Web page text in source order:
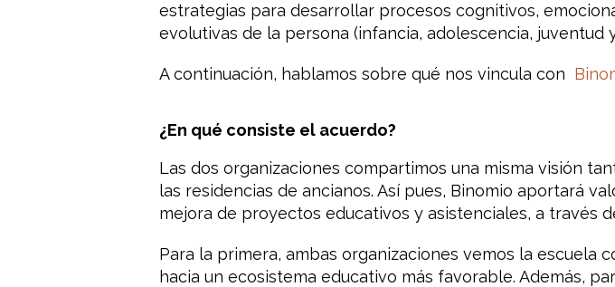
estrategias para desarrollar procesos cognitivos,
evolutivas de la persona (infancia, adolescencia, juventud
A continuación, hablamos sobre qué nos vincula con
¿En qué consiste el acuerdo?
Las dos organizaciones compartimos una misma visión
las residencias de ancianos. Así pues, Binomio aportará
mejora de proyectos educativos y asistenciales, a través
Para la primera, ambas organizaciones vemos la
hacia un ecosistema educativo más favorable. Además,